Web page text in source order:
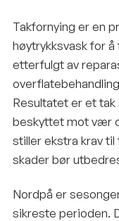
Takfornying er en
høytrykksvask for
etterfulgt av
Resultatet er et
beskyttet mot vær
stiller ekstra krav
skader bør
Nordpå er
sikreste perioden.